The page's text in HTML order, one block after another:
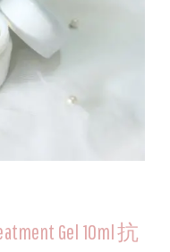
Gel 10ml 抗